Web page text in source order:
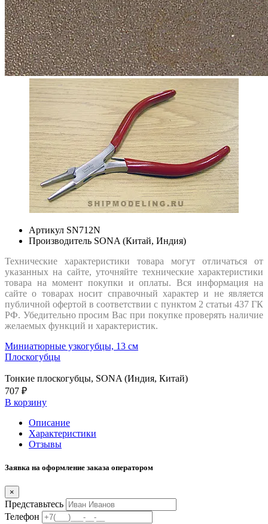
Артикул SN712N
Производитель SONA (Китай, Индия)
Технические характеристики товара могут отличаться от
указанных на сайте, уточняйте технические характеристики
товара на момент покупки и оплаты. Вся информация на
сайте о товарах носит справочный характер и не является
публичной офертой в соответствии с пунктом 2 статьи 437 ГК
РФ. Убедительно просим Вас при покупке проверять наличие
желаемых функций и характеристик.
Миниатюрные узкогубцы, 13 см
Плоскогубцы
Тонкие плоскогубцы, SONA (Индия, Китай)
707 ₽
В корзину
Описание
Характеристики
Отзывы
Заявка на оформление заказа оператором
×
Представьтесь
Телефон